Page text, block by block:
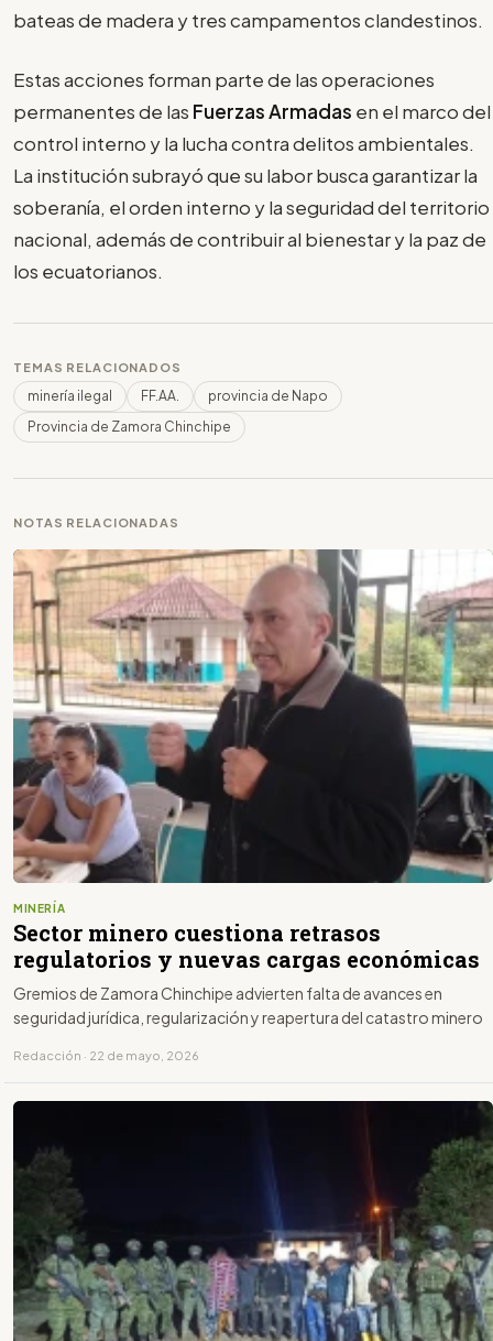
bateas de madera y tres campamentos clandestinos.
Estas acciones forman parte de las operaciones
permanentes de las Fuerzas Armadas en el marco del
control interno y la lucha contra delitos ambientales.
La institución subrayó que su labor busca garantizar la
soberanía, el orden interno y la seguridad del territorio
nacional, además de contribuir al bienestar y la paz de
los ecuatorianos.
TEMAS RELACIONADOS
minería ilegal FF.AA.
provincia de Napo
Provincia de Zamora Chinchipe
NOTAS RELACIONADAS
MINERÍA
Sector minero cuestiona retrasos
regulatorios y nuevas cargas económicas
Gremios de Zamora Chinchipe advierten falta de avances en
seguridad jurídica, regularización y reapertura del catastro minero
Redacción · 22 de mayo, 2026